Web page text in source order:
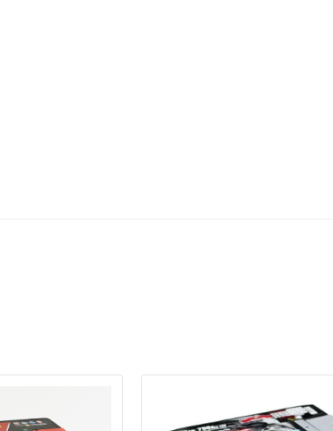
связи - пишите, звоните в Viber / Telegram (093) 600-